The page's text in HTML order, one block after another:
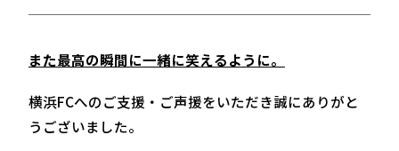
また最高の瞬間に一緒に笑えるように。
横浜FCへのご支援・ご声援をいただき誠にありがと
うございました。